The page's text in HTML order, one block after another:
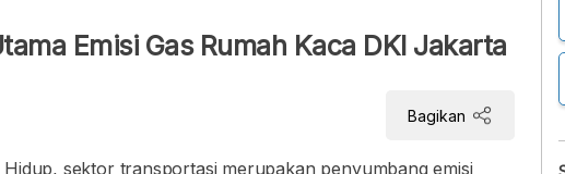
Emisi Gas Rumah Kaca DKI Jakarta
Bagikan
sektor transportasi merupakan penyumbang emisi